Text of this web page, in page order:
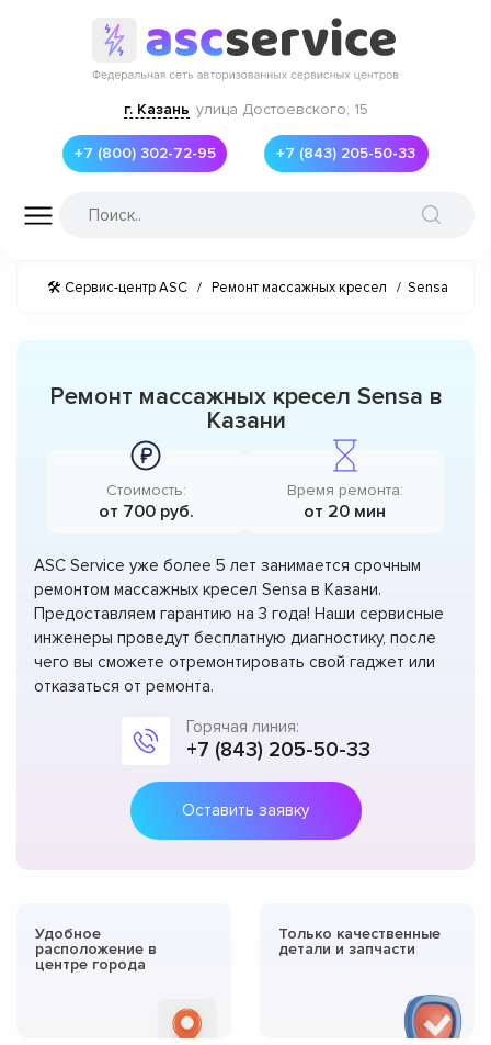
г. Казань улица Достоевского, 15
+7 (800) 302-72-95 +7 (843) 205-50-33
🛠 Сервис-центр ASC / Ремонт массажных кресел / Sensa
Ремонт массажных кресел Sensa в
Казани
Стоимость:
от 700 руб.
Время ремонта:
от 20 мин
ASC Service уже более 5 лет занимается срочным
ремонтом массажных кресел Sensa в Казани.
Предоставляем гарантию на 3 года! Наши сервисные
инженеры проведут бесплатную диагностику, после
чего вы сможете отремонтировать свой гаджет или
отказаться от ремонта.
Горячая линия:
+7 (843) 205-50-33
Оставить заявку
Удобное
расположение в
центре города
Только качественные
детали и запчасти